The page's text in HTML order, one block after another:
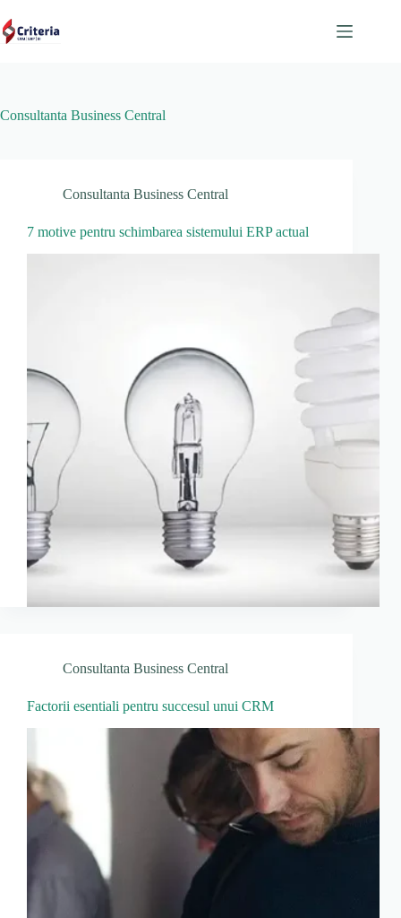
Consultanta Business Central
Consultanta Business Central
7 motive pentru schimbarea sistemului ERP actual
Consultanta Business Central
Factorii esentiali pentru succesul unui CRM